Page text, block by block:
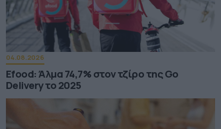
04.08.2026
Efood: Άλμα 74,7% στον τζίρο της Go
Delivery το 2025